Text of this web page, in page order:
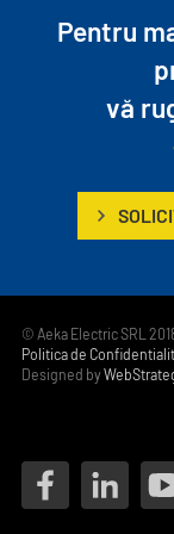
Pentru
vă
© Aeka Electric SRL
Politica de
Designed by